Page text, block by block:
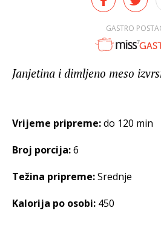
GASTRO
Janjetina i dimljeno meso
Vrijeme pripreme:do 120 min
Broj porcija:6
Težina pripreme:Srednje
Kalorija po osobi: 450